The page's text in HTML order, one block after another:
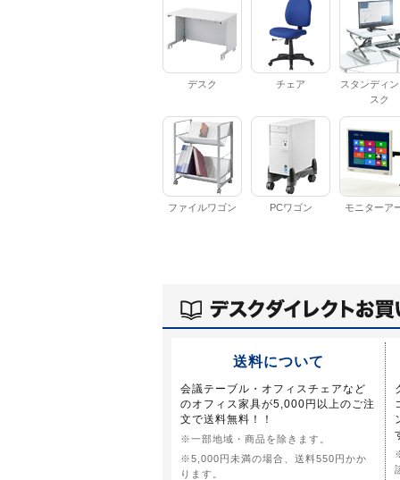
デスク チェア
スタンディ
スク
ファイルワゴン PCワゴン モニターア
送料について
会議テーブル・オフィスチェアなど
のオフィス家具が5,000円以上のご注
文で送料無料！！
※一部地域・商品を除きます。
※5,000円未満の場合、送料550円かか
ります。